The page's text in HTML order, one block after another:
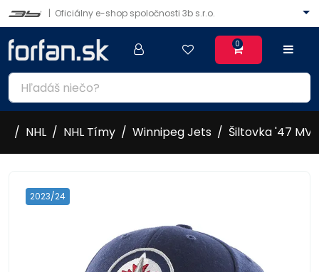
| Oficiálny e-shop spoločnosti 3b s.r.o.
0
NHL NHL Tímy Winnipeg Jets Šiltovka '47
2023/24